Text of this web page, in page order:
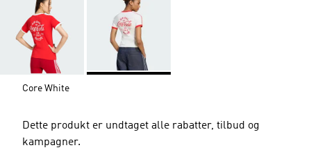
Core White
Dette produkt er undtaget alle rabatter, tilbud og
kampagner.